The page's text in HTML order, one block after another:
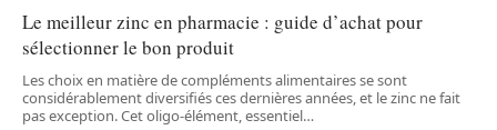
Le meilleur zinc en pharmacie : guide d’achat pour
sélectionner le bon produit
Les choix en matière de compléments alimentaires se sont
considérablement diversifiés ces dernières années, et le zinc ne fait
pas exception. Cet oligo-élément, essentiel…